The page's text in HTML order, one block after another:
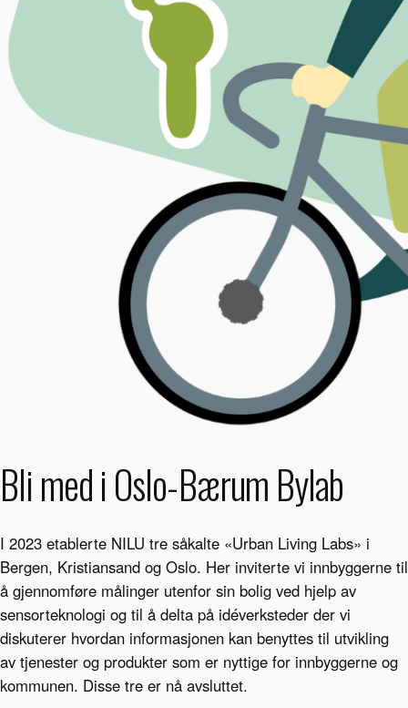
Bli med i Oslo-Bærum Bylab
I 2023 etablerte NILU tre såkalte «Urban Living Labs» i
Bergen, Kristiansand og Oslo. Her inviterte vi innbyggerne til
å gjennomføre målinger utenfor sin bolig ved hjelp av
sensorteknologi og til å delta på idéverksteder der vi
diskuterer hvordan informasjonen kan benyttes til utvikling
av tjenester og produkter som er nyttige for innbyggerne og
kommunen. Disse tre er nå avsluttet.